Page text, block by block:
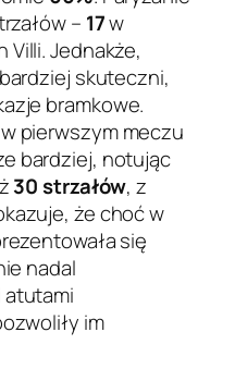
– 17w
Jednakże,
skuteczni,
bramkowe.
pierwszym meczu
bardziej, notując
30 strzałów, z
że choć w
się
nadal
im